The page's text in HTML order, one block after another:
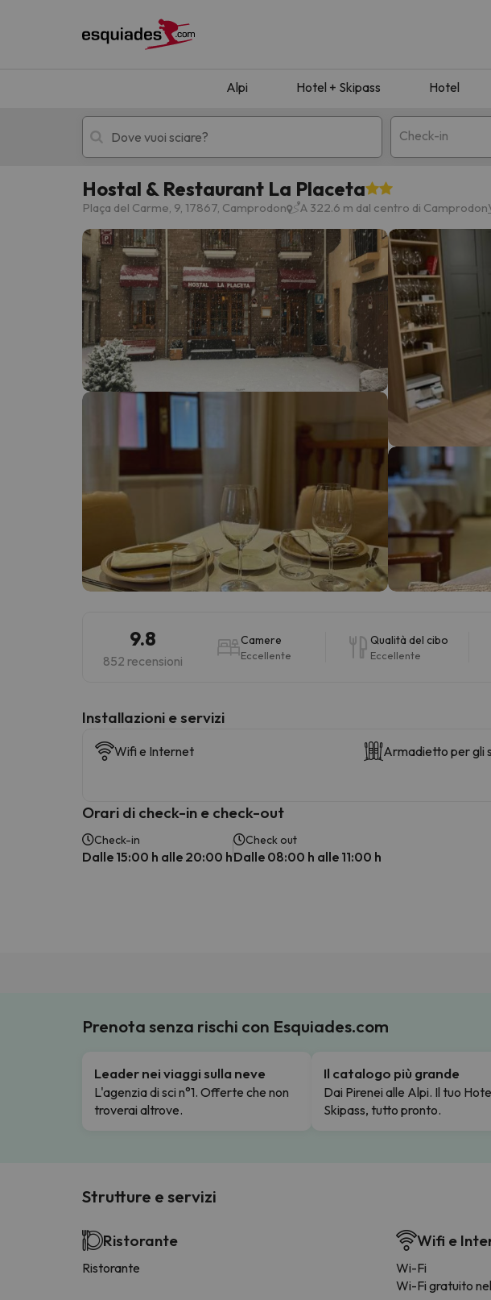
Alpi Hotel + Skipass Hotel
Check-in
Hotel + skipass Hotel di montagna
Ops, non abbiamo trovato alcun risultato corrispondente alla sua
Sembra che il nostro ricercatore abbia perso la strada. Non appena
Hostal & Restaurant La Placeta
Plaça del Carme, 9, 17867, Camprodon A 322.6 m dal centro di Camprodon
9.8
852 recensioni
Camere
Eccellente
Qualità del cibo
Eccellente
Installazioni e servizi
Wifi e Internet Armadietto per gli
Orari di check-in e check-out
Check-in
Dalle 15:00 h alle 20:00 h
Check out
Dalle 08:00 h alle 11:00 h
Prenota senza rischi con Esquiades.com
Leader nei viaggi sulla neve
L'agenzia di sci n°1. Offerte che non
troverai altrove.
Il catalogo più grande
Dai Pirenei alle Alpi. Il tuo
Skipass, tutto pronto.
Strutture e servizi
Ristorante
Ristorante
Wifi e
Wi-Fi
Wi-Fi gratuito